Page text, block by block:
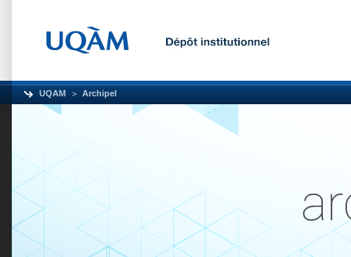
UQAM Archipel